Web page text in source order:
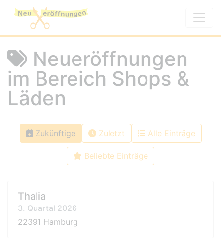
Neueröffnungen
im Bereich Shops &
Läden
Zukünftige Zuletzt Alle Einträge
Beliebte Einträge
Thalia
3. Quartal 2026
22391 Hamburg